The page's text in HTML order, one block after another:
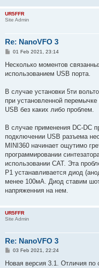
UR5FFR
Site Admin
Re: NanoVFO 3
P
s
01 Feb 2021, 23:14
Несколько моментов
использованием USB порта.
В случае установки 5ти
при установленной
USB без каких либо проблем.
В случае применения DC-DC
подключении USB разъема
MINI360 начинает ощутимо
программировании
использовании CAT. Эта
P1 устанавливается диод
менее 100мА. Диод ставим
напряженния на нем.
UR5FFR
Site Admin
Re: NanoVFO 3
P
s
03 Feb 2021, 22:24
Новая версия 3.1. Отличия